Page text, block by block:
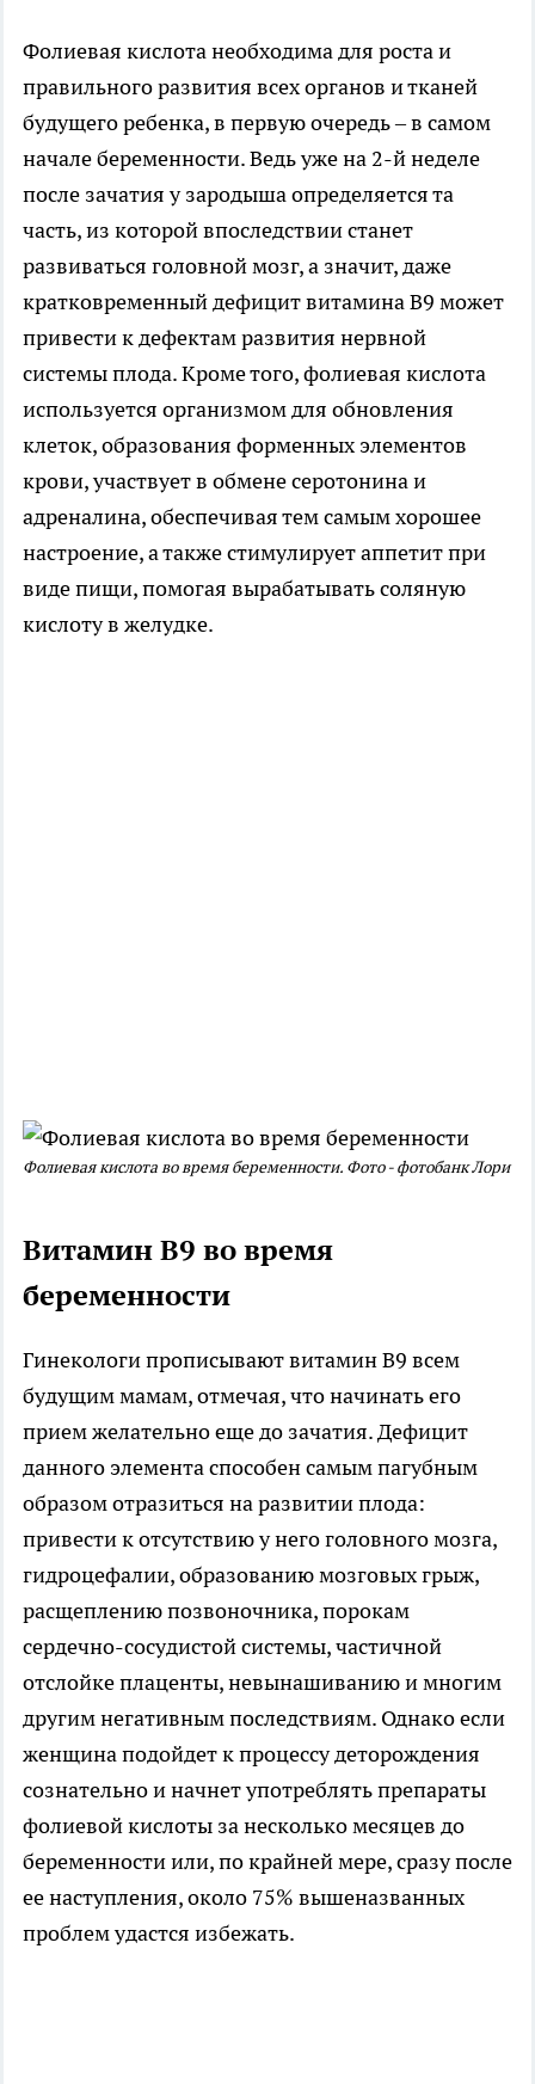
Фолиевая кислота необходима для роста и
правильного развития всех органов и тканей
будущего ребенка, в первую очередь – в самом
начале беременности. Ведь уже на 2-й неделе
после зачатия у зародыша определяется та
часть, из которой впоследствии станет
развиваться головной мозг, а значит, даже
кратковременный дефицит витамина В9 может
привести к дефектам развития нервной
системы плода. Кроме того, фолиевая кислота
используется организмом для обновления
клеток, образования форменных элементов
крови, участвует в обмене серотонина и
адреналина, обеспечивая тем самым хорошее
настроение, а также стимулирует аппетит при
виде пищи, помогая вырабатывать соляную
кислоту в желудке.
Фолиевая кислота во время беременности. Фото - фотобанк Лори
Витамин В9 во время
беременности
Гинекологи прописывают витамин В9 всем
будущим мамам, отмечая, что начинать его
прием желательно еще до зачатия. Дефицит
данного элемента способен самым пагубным
образом отразиться на развитии плода:
привести к отсутствию у него головного мозга,
гидроцефалии, образованию мозговых грыж,
расщеплению позвоночника, порокам
сердечно-сосудистой системы, частичной
отслойке плаценты, невынашиванию и многим
другим негативным последствиям. Однако если
женщина подойдет к процессу деторождения
сознательно и начнет употреблять препараты
фолиевой кислоты за несколько месяцев до
беременности или, по крайней мере, сразу после
ее наступления, около 75% вышеназванных
проблем удастся избежать.